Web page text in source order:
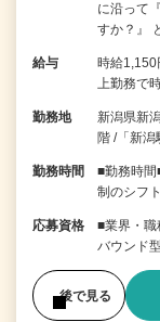
に沿って
すか？』
給与
時給
上勤務で
勤務地
新潟県新
階 /「新
勤務時間
■勤務時
制のシフ
応募資格
■業界・
バウンド
後で見る